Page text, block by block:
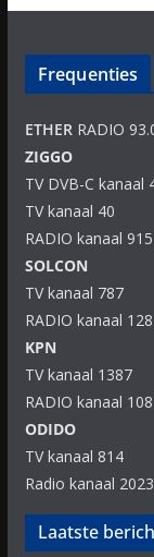
Frequenties
ETHERRADIO
ZIGGO
TV DVB-C kanaal
TV kanaal 40
RADIO kanaal 915
SOLCON
TV kanaal 787
RADIO kanaal
KPN
TV kanaal 1387
RADIO kanaal
ODIDO
TV kanaal 814
Radio kanaal 2023
Laatste